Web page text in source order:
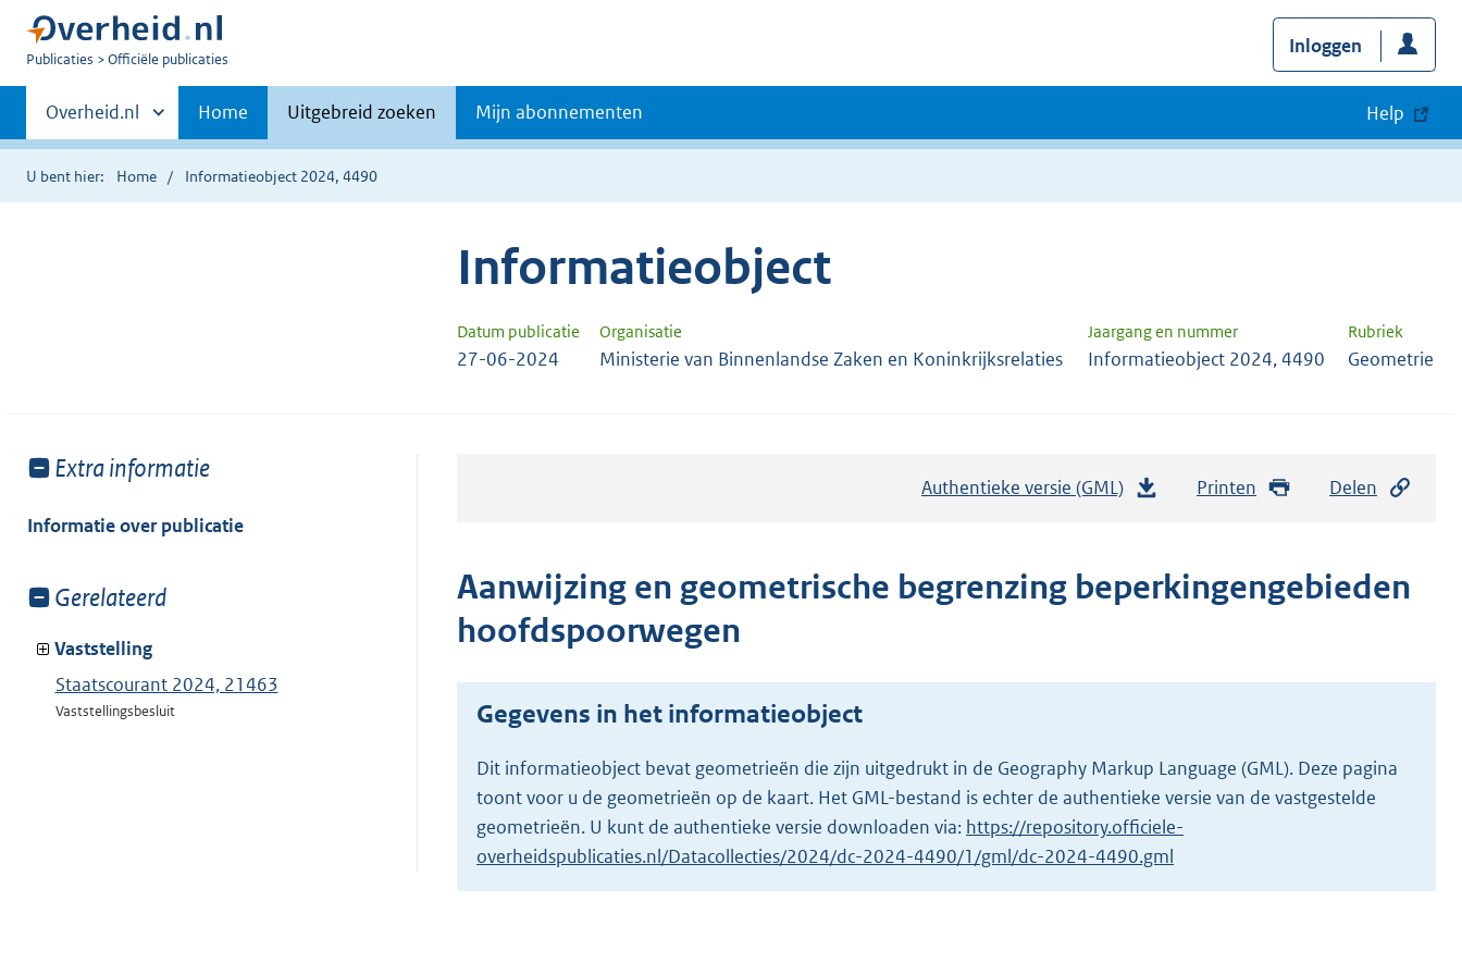
U
Publicaties Officiële publicaties
Inloggen
Primaire
navigatie
Andere
sites
binnen
Overheid.nl Home Uitgebreid zoeken Mijn abonnementen Help
U bent hier: Home Informatieobject 2024, 4490
Informatieobject
Datum publicatie Organisatie Jaargang en nummer Rubriek
27-06-2024 Ministerie van Binnenlandse Zaken en Koninkrijksrelaties Informatieobject 2024, 4490 Geometrie
Toon
van:
Extra informatie
Informatie over publicatie
Toon
van:
Gerelateerd
Vaststelling
Staatscourant 2024, 21463
Vaststellingsbesluit
Authentieke versie (GML)
t
a
o
o
t
t
e
Printen Delen
Aanwijzing en geometrische begrenzing beperkingengebieden
hoofdspoorwegen
Gegevens in het informatieobject
Dit informatieobject bevat geometrieën die zijn uitgedrukt in de Geography Markup Language (GML). Deze pagina
toont voor u de geometrieën op de kaart. Het GML-bestand is echter de authentieke versie van de vastgestelde
geometrieën. U kunt de authentieke versie downloaden via: https://repository.officiele-
overheidspublicaties.nl/Datacollecties/2024/dc-2024-4490/1/gml/dc-2024-4490.gml